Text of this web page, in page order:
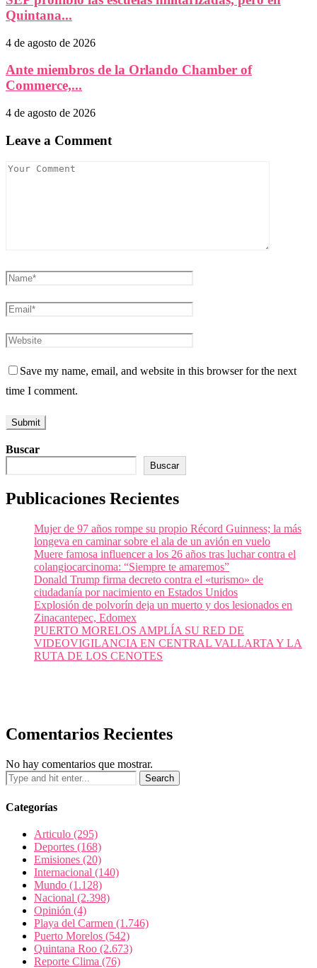
Quintana...
4 de agosto de 2026
Ante miembros de la Orlando Chamber of
Commerce,...
4 de agosto de 2026
Leave a Comment
Save my name, email, and website in this browser for the next
time I comment.
Buscar
Buscar
Publicaciones Recientes
Mujer de 97 años rompe su propio Récord Guinness; la más
longeva en caminar sobre el ala de un avión en vuelo
Muere famosa influencer a los 26 años tras luchar contra el
colangiocarcinoma: “Siempre te amaremos”
Donald Trump firma decreto contra el «turismo» de
ciudadanía por nacimiento en Estados Unidos
Explosión de polvorín deja un muerto y dos lesionados en
Zinacantepec, Edomex
PUERTO MORELOS AMPLÍA SU RED DE
VIDEOVIGILANCIA EN CENTRAL VALLARTA Y LA
RUTA DE LOS CENOTES
Comentarios Recientes
No hay comentarios que mostrar.
Categorías
Articulo (295)
Deportes (168)
Emisiones (20)
Internacional (140)
Mundo (1.128)
Nacional (2.398)
Opinión (4)
Playa del Carmen (1.746)
Puerto Morelos (542)
Quintana Roo (2.673)
Reporte Clima (76)